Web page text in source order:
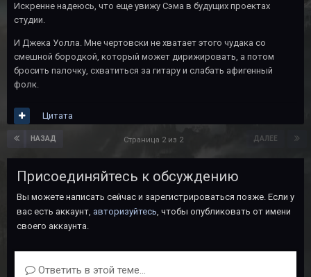
Искренне надеюсь, что еще увижу Сэма в будущих проектах
студии.
И Джека Уолла. Мне чертовски не хватает этого чудака со
смешной бородкой, который может дирижировать, а потом
бросить палочку, схватиться за гитару и слабать афигенный
фолк.
Цитата
НАЗАД ДАЛЕЕ
Страница 2 из 2
Присоединяйтесь к обсуждению
Вы можете написать сейчас и зарегистрироваться позже. Если у
вас есть аккаунт, авторизуйтесь, чтобы опубликовать от имени
своего аккаунта.
Ответить в этой теме...